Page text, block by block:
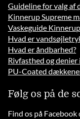
Guideline for valg af
Kinnerup Supreme
Vaskeguide
Hvad er
Hvad er åndbarhed?
Rivfasthed og
PU-Coated
Følg os på de
Find os på